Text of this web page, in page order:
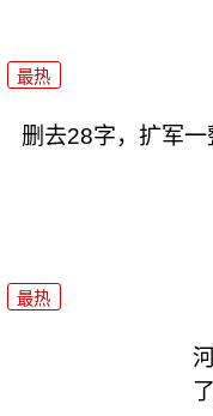
最热
删去28字，扩军
最热